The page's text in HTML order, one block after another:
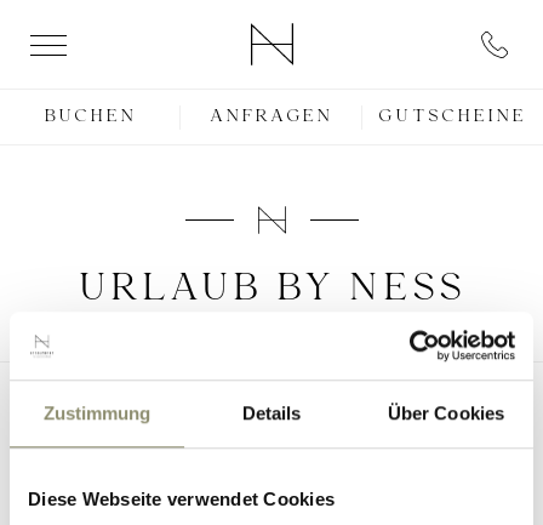
Zustimmung Details Über Cookies
Diese Webseite verwendet Cookies
BUCHEN ANFRAGEN GUTSCHEINE
URLAUB BY NESS